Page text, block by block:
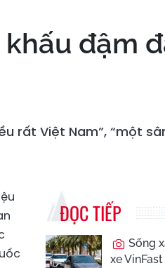
đậm
rất Việt Nam”, “một
ĐỌC TIẾP
Sống
xe